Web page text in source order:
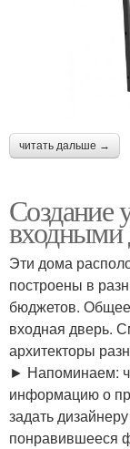
читать дальше →
Создание
входными
Эти дома
построены в
бюджетов.
входная дверь.
архитекторы
► Напоминаем:
информацию о
задать
понравившееся